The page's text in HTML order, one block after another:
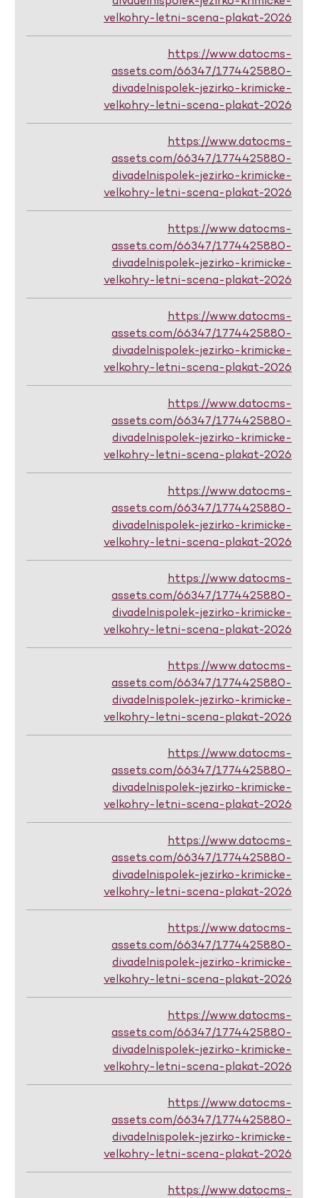
velkohry-letni-scena-plakat-2026
https://www.datocms-
assets.com/66347/1774425880-
divadelnispolek-jezirko-krimicke-
velkohry-letni-scena-plakat-2026
https://www.datocms-
assets.com/66347/1774425880-
divadelnispolek-jezirko-krimicke-
velkohry-letni-scena-plakat-2026
https://www.datocms-
assets.com/66347/1774425880-
divadelnispolek-jezirko-krimicke-
velkohry-letni-scena-plakat-2026
https://www.datocms-
assets.com/66347/1774425880-
divadelnispolek-jezirko-krimicke-
velkohry-letni-scena-plakat-2026
https://www.datocms-
assets.com/66347/1774425880-
divadelnispolek-jezirko-krimicke-
velkohry-letni-scena-plakat-2026
https://www.datocms-
assets.com/66347/1774425880-
divadelnispolek-jezirko-krimicke-
velkohry-letni-scena-plakat-2026
https://www.datocms-
assets.com/66347/1774425880-
divadelnispolek-jezirko-krimicke-
velkohry-letni-scena-plakat-2026
https://www.datocms-
assets.com/66347/1774425880-
divadelnispolek-jezirko-krimicke-
velkohry-letni-scena-plakat-2026
https://www.datocms-
assets.com/66347/1774425880-
divadelnispolek-jezirko-krimicke-
velkohry-letni-scena-plakat-2026
https://www.datocms-
assets.com/66347/1774425880-
divadelnispolek-jezirko-krimicke-
velkohry-letni-scena-plakat-2026
https://www.datocms-
assets.com/66347/1774425880-
divadelnispolek-jezirko-krimicke-
velkohry-letni-scena-plakat-2026
https://www.datocms-
assets.com/66347/1774425880-
divadelnispolek-jezirko-krimicke-
velkohry-letni-scena-plakat-2026
https://www.datocms-
assets.com/66347/1774425880-
divadelnispolek-jezirko-krimicke-
velkohry-letni-scena-plakat-2026
https://www.datocms-